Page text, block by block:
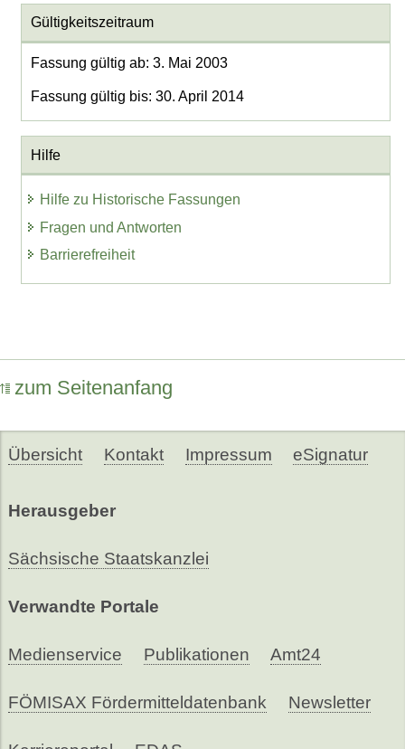
Gültigkeitszeitraum
Fassung gültig ab: 3. Mai 2003
Fassung gültig bis: 30. April 2014
Hilfe
Hilfe zu Historische Fassungen
Fragen und Antworten
Barrierefreiheit
zum Seitenanfang
Übersicht Kontakt Impressum eSignatur
Herausgeber
Sächsische Staatskanzlei
Verwandte Portale
Medienservice Publikationen Amt24
FÖMISAX Fördermitteldatenbank Newsletter